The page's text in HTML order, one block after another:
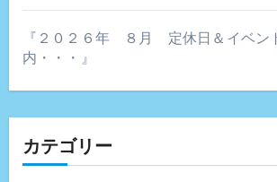
『２０２６年 ８月 定休日＆イベン
内・・・』
カテゴリー